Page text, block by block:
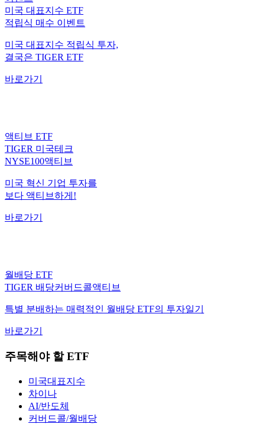
미국 대표지수 ETF
적립식 매수 이벤트
미국 대표지수 적립식 투자,
결국은 TIGER ETF
바로가기
액티브 ETF
TIGER 미국테크
NYSE100액티브
미국 혁신 기업 투자를
보다 액티브하게!
바로가기
월배당 ETF
TIGER 배당커버드콜액티브
특별 분배하는 매력적인 월배당 ETF의 투자일기
바로가기
주목해야 할 ETF
미국대표지수
차이나
AI/반도체
커버드콜/월배당